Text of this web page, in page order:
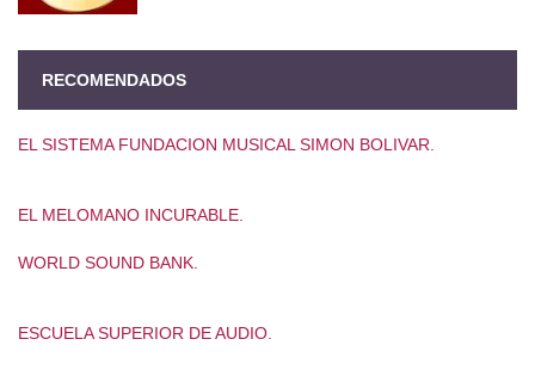
RECOMENDADOS
EL SISTEMA FUNDACION MUSICAL SIMON BOLIVAR.
EL MELOMANO INCURABLE.
WORLD SOUND BANK.
ESCUELA SUPERIOR DE AUDIO.